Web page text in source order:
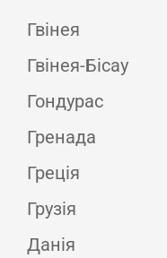
Гвінея
Гвінея-Бісау
Гондурас
Гренада
Греція
Грузія
Данія